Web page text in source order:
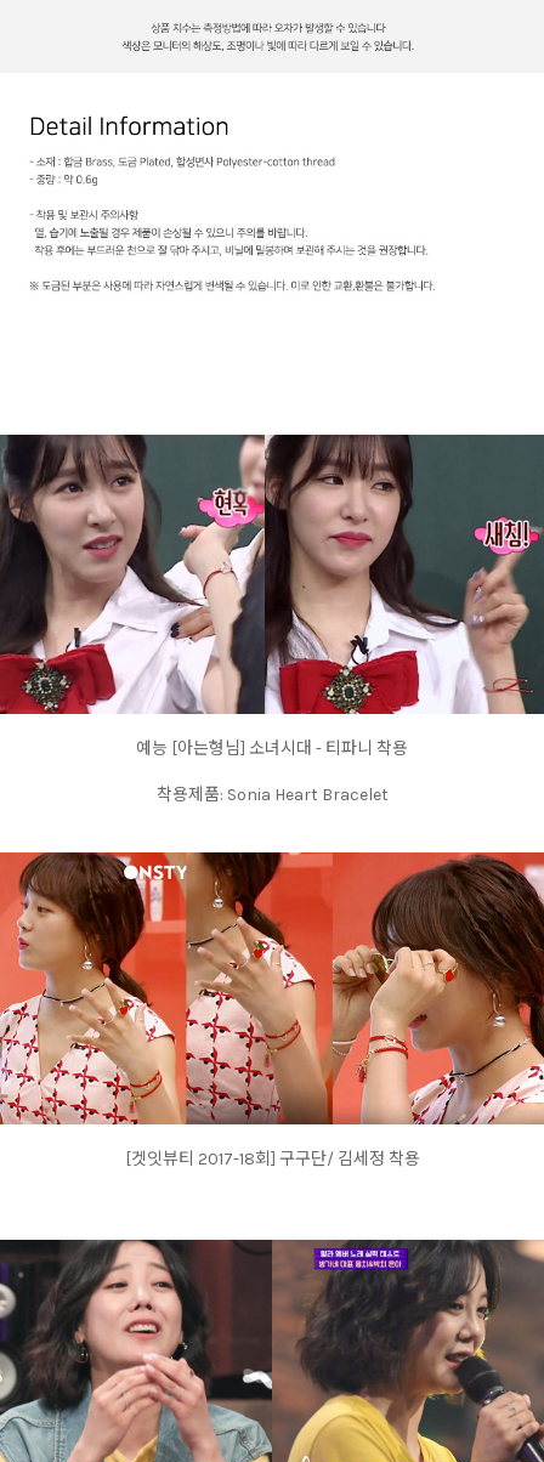
예능 [아는형님] 소녀시대 - 티파니 착용
착용제품: Sonia Heart Bracelet
[겟잇뷰티 2017-18회] 구구단/ 김세정 착용